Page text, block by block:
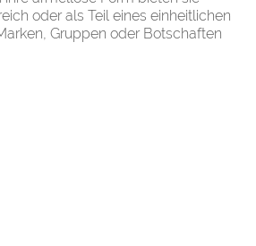
oder als Teil eines einheitlichen
Gruppen oder Botschaften